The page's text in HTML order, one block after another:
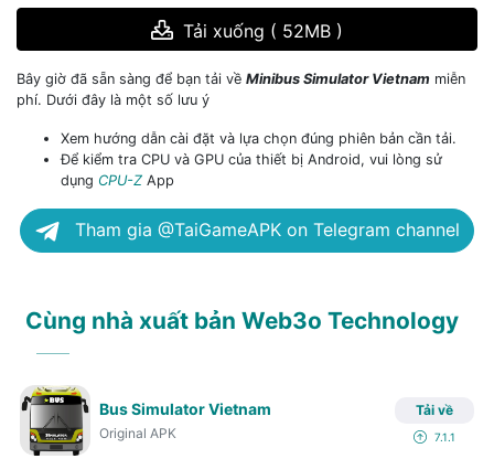
Tải xuống ( 52MB )
Bây giờ đã sẵn sàng để bạn tải về Minibus Simulator Vietnam miễn
phí. Dưới đây là một số lưu ý
Xem hướng dẫn cài đặt và lựa chọn đúng phiên bản cần tải.
Để kiểm tra CPU và GPU của thiết bị Android, vui lòng sử
dụng CPU-Z App
Tham gia @TaiGameAPK on Telegram channel
Cùng nhà xuất bản Web3o Technology
Bus Simulator Vietnam
Original APK
Tải về
7.1.1